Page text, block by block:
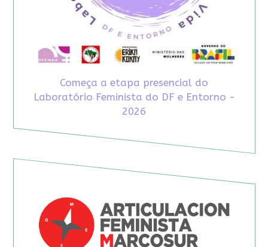
Começa a etapa presencial do
Laboratório Feminista do DF e Entorno -
2026